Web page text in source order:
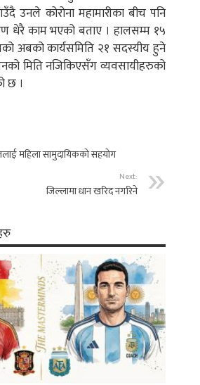
उनले कोरोना महामारीका बीच पनि
धेरै काम भएको बताए । हालसम्म १५
अबको कार्यसमिति २१ सदस्यीय हुने
मिति नजिकिएसँग व्यवसायीहरुको
छ ।
महिला सामुदायिकको सहयोग
Next:
जिल्लामा धान खरिद नगरिने